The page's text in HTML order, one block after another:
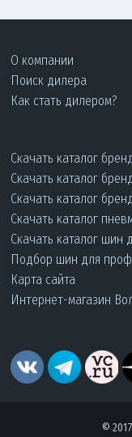
О компании
Поиск дилера
Как стать дилером?
Скачать каталог
Скачать каталог
Скачать каталог
Скачать каталог
Скачать каталог шин
Подбор шин для
Карта сайта
Интернет-магазин
©